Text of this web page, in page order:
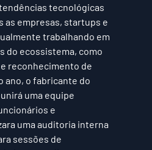
tecnológicas
as empresas, startups e
trabalhando em
do ecossistema, como
reconhecimento de
ano, o fabricante do
uma equipe
e
uma auditoria interna
sessões de